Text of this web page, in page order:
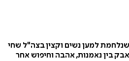
למען נשים וקצין בצה"ל שחי
נאמנות, אהבה וחיפוש אחר